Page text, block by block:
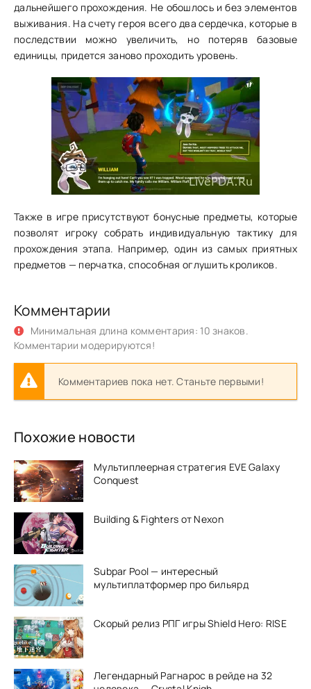
дальнейшего прохождения. Не обошлось и без элементов
выживания. На счету героя всего два сердечка, которые в
последствии можно увеличить, но потеряв базовые
единицы, придется заново проходить уровень.
Также в игре присутствуют бонусные предметы, которые
позволят игроку собрать индивидуальную тактику для
прохождения этапа. Например, один из самых приятных
предметов — перчатка, способная оглушить кроликов.
Комментарии
Минимальная длина комментария: 10 знаков.
Комментарии модерируются!
Комментариев пока нет. Станьте первыми!
Похожие новости
Мультиплеерная стратегия EVE Galaxy
Conquest
Building & Fighters от Nexon
Subpar Pool — интересный
мультиплатформер про бильярд
Скорый релиз РПГ игры Shield Hero: RISE
Легендарный Рагнарос в рейде на 32